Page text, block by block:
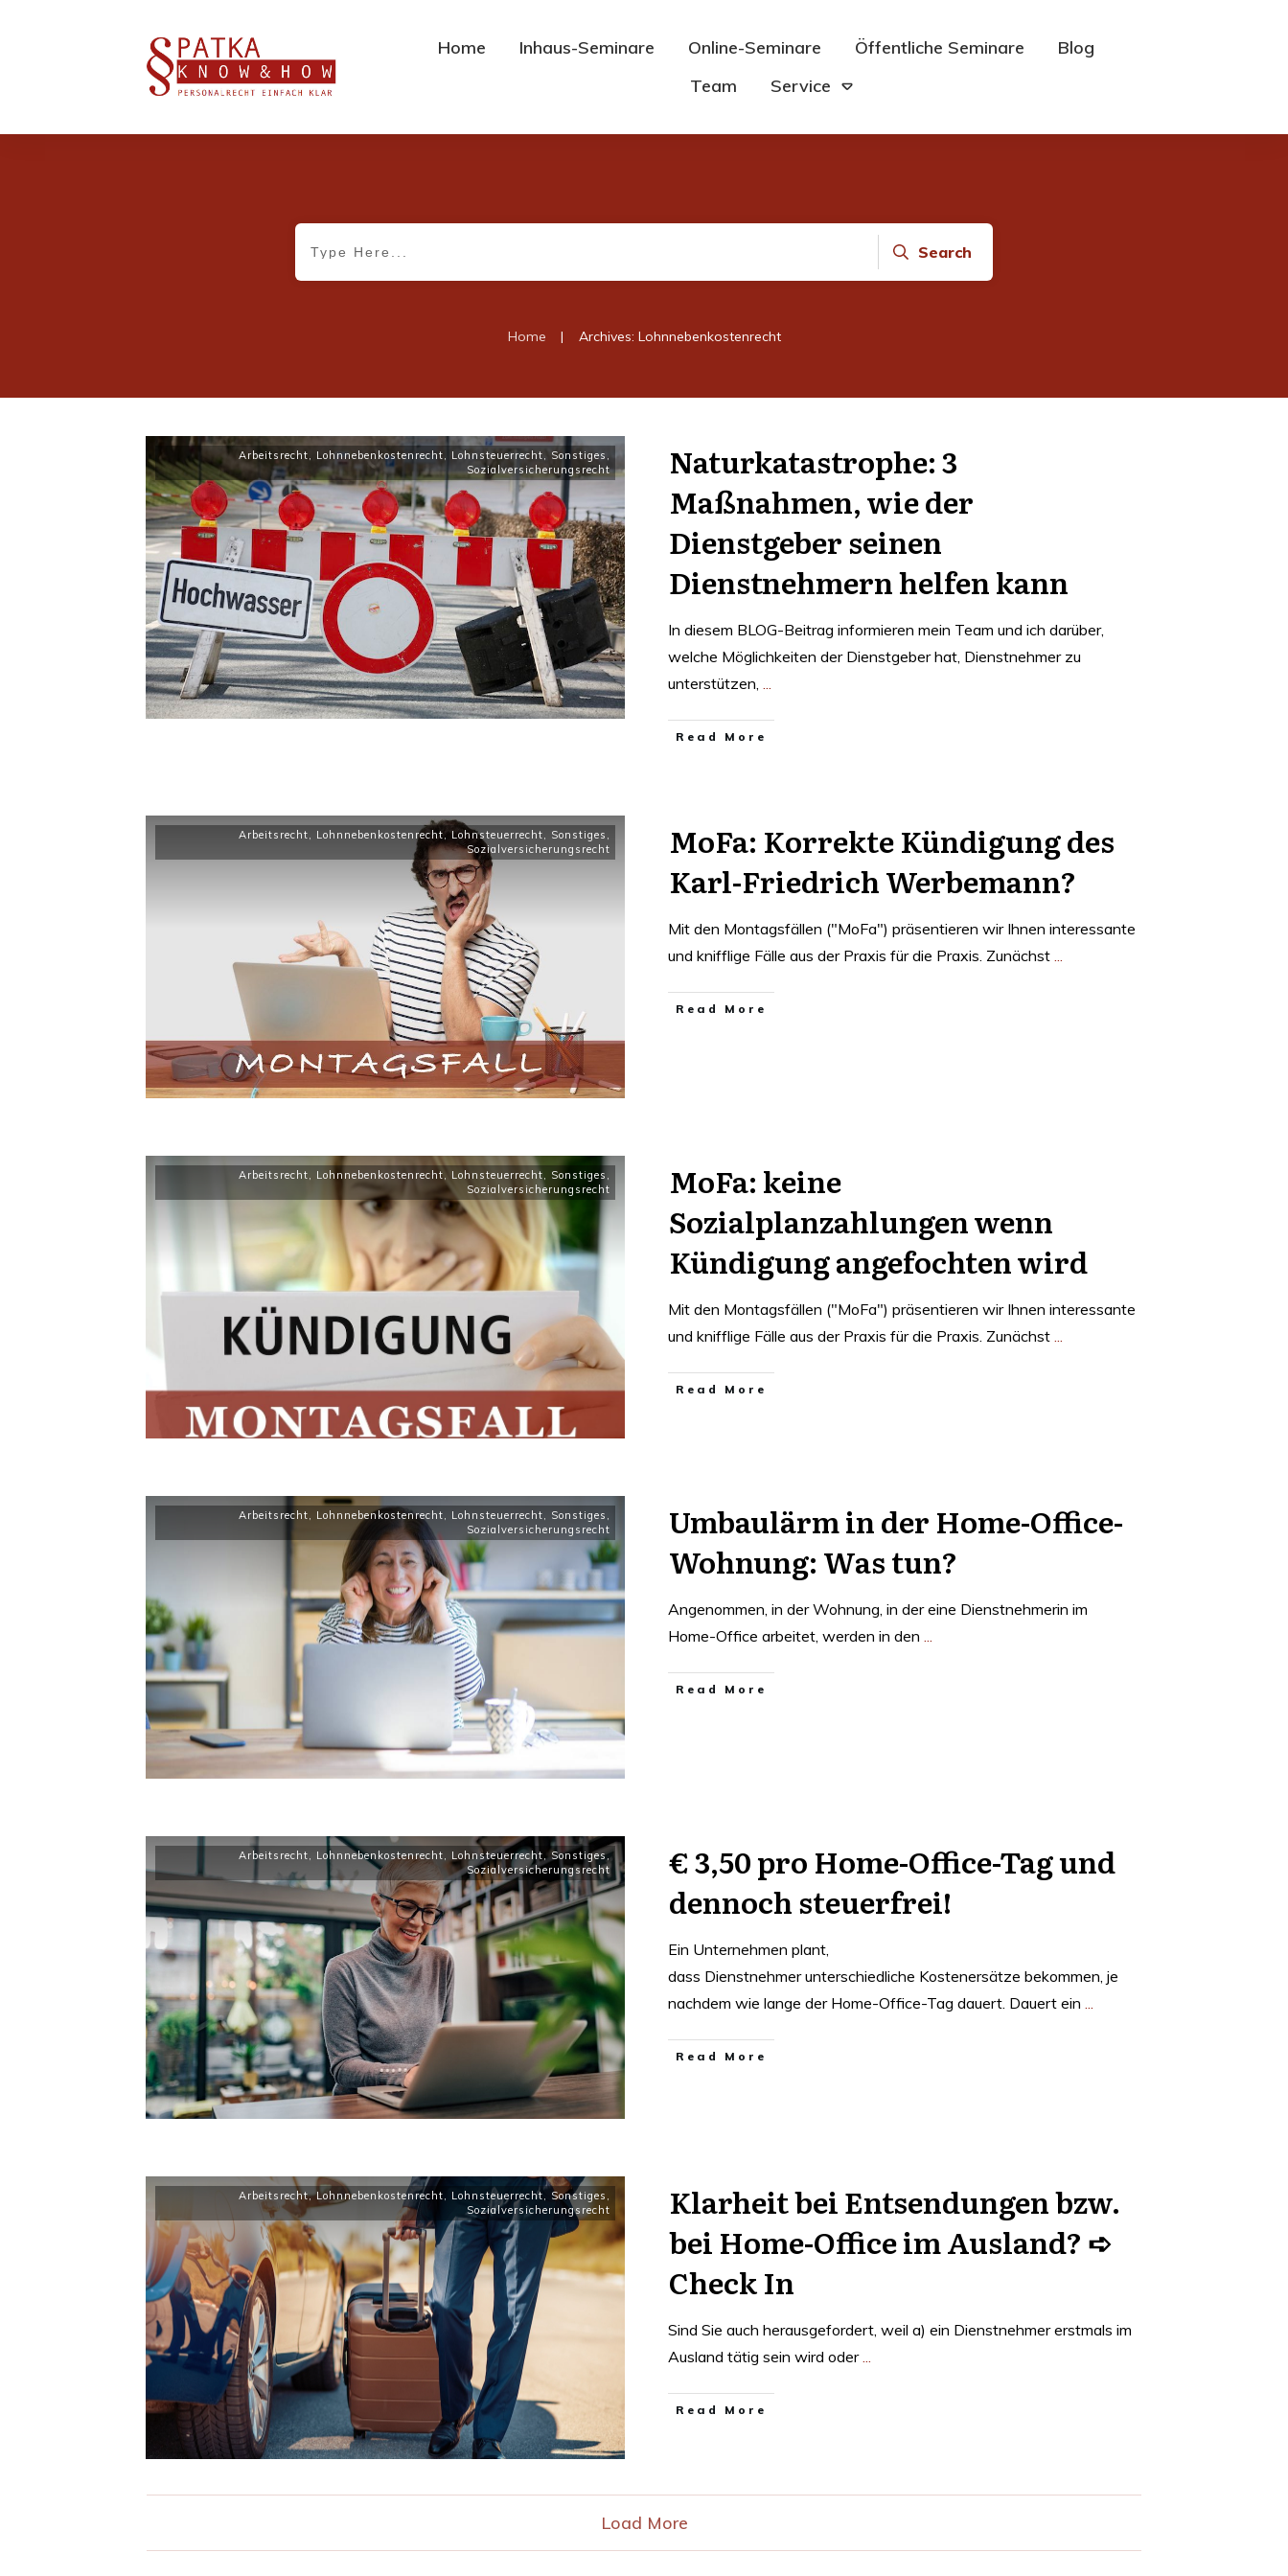
Home Inhaus-Seminare Online-Seminare Öffentliche Seminare
Blog
Team
Service
Search
Home | Archives: Lohnnebenkostenrecht
Arbeitsrecht, Lohnnebenkostenrecht, Lohnsteuerrecht, Sonstiges ,
Sozialversicherungsrecht
Naturkatastrophe: 3
Maßnahmen, wie der
Dienstgeber seinen
Dienstnehmern helfen kann
In diesem BLOG-Beitrag informieren mein Team und ich darüber,
welche Möglichkeiten der Dienstgeber hat, Dienstnehmer zu
unterstützen, ...
Read More
Arbeitsrecht, Lohnnebenkostenrecht, Lohnsteuerrecht, Sonstiges ,
Sozialversicherungsrecht
MoFa: Korrekte Kündigung des
Karl-Friedrich Werbemann?
Mit den Montagsfällen ("MoFa") präsentieren wir Ihnen interessante
und knifflige Fälle aus der Praxis für die Praxis. Zunächst ...
Read More
Arbeitsrecht, Lohnnebenkostenrecht, Lohnsteuerrecht, Sonstiges ,
Sozialversicherungsrecht
MoFa: keine
Sozialplanzahlungen wenn
Kündigung angefochten wird
Mit den Montagsfällen ("MoFa") präsentieren wir Ihnen interessante
und knifflige Fälle aus der Praxis für die Praxis. Zunächst ...
Read More
Arbeitsrecht, Lohnnebenkostenrecht, Lohnsteuerrecht, Sonstiges ,
Sozialversicherungsrecht
Umbaulärm in der Home-Office-
Wohnung: Was tun?
Angenommen, in der Wohnung, in der eine Dienstnehmerin im
Home-Office arbeitet, werden in den ...
Read More
Arbeitsrecht, Lohnnebenkostenrecht, Lohnsteuerrecht, Sonstiges,
Sozialversicherungsrecht
€ 3,50 pro Home-Office-Tag und
dennoch steuerfrei!
Ein Unternehmen plant,
dass Dienstnehmer unterschiedliche Kostenersätze bekommen, je
nachdem wie lange der Home-Office-Tag dauert. Dauert ein ...
Read More
Arbeitsrecht,Lohnnebenkostenrecht, Lohnsteuerrecht, Sonstiges ,
Sozialversicherungsrecht
Klarheit bei Entsendungen bzw.
bei Home-Office im Ausland? ➪
Check In
Sind Sie auch herausgefordert, weil a) ein Dienstnehmer erstmals im
Ausland tätig sein wird oder...
Read More
Load More